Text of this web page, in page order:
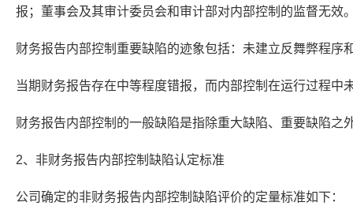
报；董事会及其审计委员会和审计部对内部控制的监督无效
财务报告内部控制重要缺陷的迹象包括：未建立反舞弊程序
当期财务报告存在中等程度错报，而内部控制在运行过程中
财务报告内部控制的一般缺陷是指除重大缺陷、重要缺陷之
2、非财务报告内部控制缺陷认定标准
公司确定的非财务报告内部控制缺陷评价的定量标准如下：